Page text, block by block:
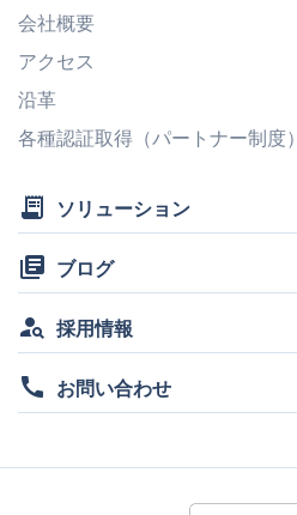
会社概要
アクセス
沿革
各種認証取得（パートナー制度）
receipt_long ソリューション
library_books ブログ
person_search 採用情報
call お問い合わせ